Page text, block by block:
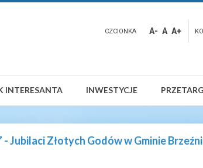
CZCIONKA A- A A+
INTERESANTA INWESTYCJE
- Jubilaci Złotych Godów w Gminie